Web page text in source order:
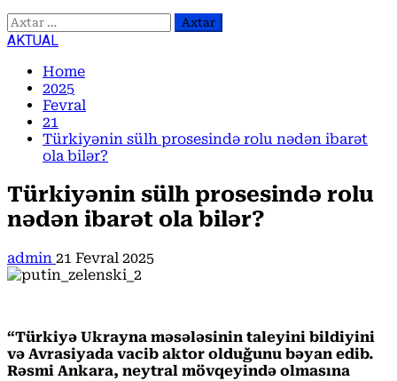
Axtarış:
AKTUAL
Home
2025
Fevral
21
Türkiyənin sülh prosesində rolu nədən ibarət
ola bilər?
Türkiyənin sülh prosesində rolu
nədən ibarət ola bilər?
admin 21 Fevral 2025
“Türkiyə Ukrayna məsələsinin taleyini bildiyini
və Avrasiyada vacib aktor olduğunu bəyan edib.
Rəsmi Ankara, neytral mövqeyində olmasına